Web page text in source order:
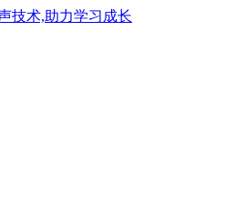
技术,助力学习成长